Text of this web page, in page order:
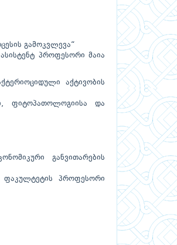
გამოკვლევა“
პროფესორი მაია
აქტივობის
ფიტოპათოლოგიისა და
განვითარების
ფაკულტეტის პროფესორი